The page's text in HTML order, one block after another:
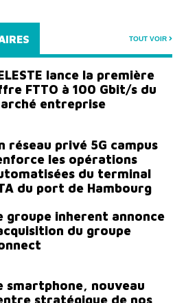
TOUT VOIR
lance la première
FTTO à 100 Gbit/s du
entreprise
réseau privé 5G campus
les opérations
du terminal
du port de Hambourg
groupe inherent annonce
du groupe
smartphone, nouveau
stratégique de nos